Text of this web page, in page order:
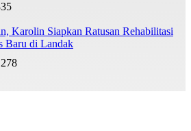
Karolin Siapkan Ratusan Rehabilitasi
Baru di Landak
278